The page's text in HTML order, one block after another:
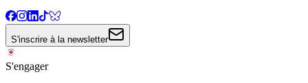
S'inscrire à la newsletter
S'engager